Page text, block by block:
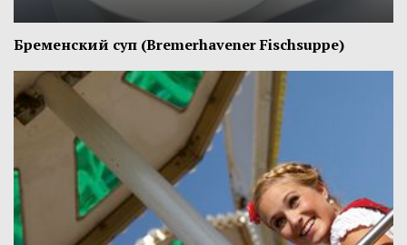
Бременский суп (Bremerhavener Fischsuppe)